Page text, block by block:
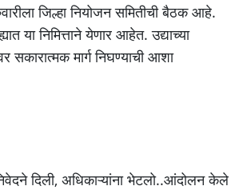
जिल्हा नियोजन समितीची बैठक आहे.
या निमित्ताने येणार आहेत. उद्याच्या
सकारात्मक मार्ग निघण्याची आशा
दिली, अधिकाऱ्यांना भेटलो..आंदोलन केले